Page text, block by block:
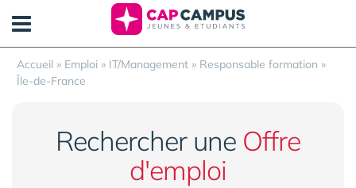
Accueil » Emploi » IT/Management » Responsable formation »
Île-de-France
Rechercher une Offre
d'emploi
Panneau de gestion des cookies